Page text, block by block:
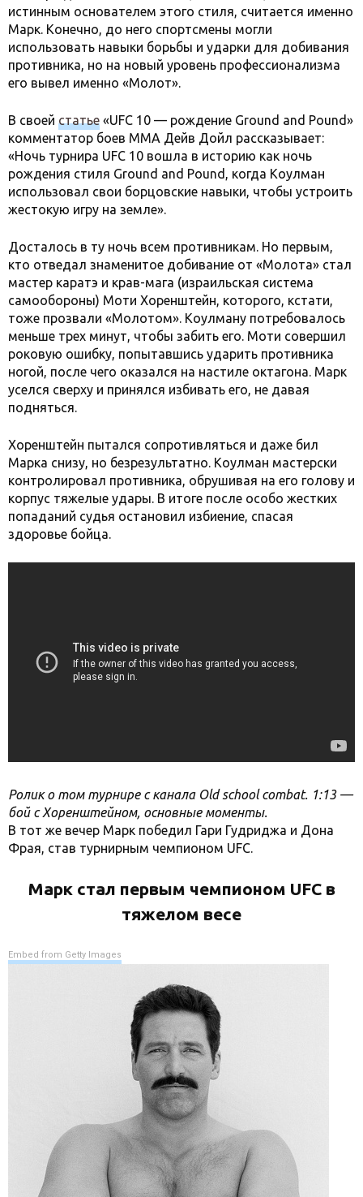
истинным основателем этого стиля, считается именно
Марк. Конечно, до него спортсмены могли
использовать навыки борьбы и ударки для добивания
противника, но на новый уровень профессионализма
его вывел именно «Молот».
В своей статье «UFC 10 — рождение Ground and Pound»
комментатор боев MMA Дейв Дойл рассказывает:
«Ночь турнира UFC 10 вошла в историю как ночь
рождения стиля Ground and Pound, когда Коулман
использовал свои борцовские навыки, чтобы устроить
жестокую игру на земле».
Досталось в ту ночь всем противникам. Но первым,
кто отведал знаменитое добивание от «Молота» стал
мастер каратэ и крав-мага (израильская система
самообороны) Моти Хоренштейн, которого, кстати,
тоже прозвали «Молотом». Коулману потребовалось
меньше трех минут, чтобы забить его. Моти совершил
роковую ошибку, попытавшись ударить противника
ногой, после чего оказался на настиле октагона. Марк
уселся сверху и принялся избивать его, не давая
подняться.
Хоренштейн пытался сопротивляться и даже бил
Марка снизу, но безрезультатно. Коулман мастерски
контролировал противника, обрушивая на его голову и
корпус тяжелые удары. В итоге после особо жестких
попаданий судья остановил избиение, спасая
здоровье бойца.
Ролик о том турнире с канала Old school combat. 1:13 —
бой с Хоренштейном, основные моменты.
В тот же вечер Марк победил Гари Гудриджа и Дона
Фрая, став турнирным чемпионом UFC.
Марк стал первым чемпионом UFC в
тяжелом весе
Embed from Getty Images